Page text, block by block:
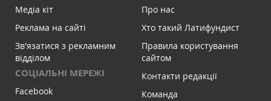
Медіа кіт
Реклама на сайті
Зв'язатися з рекламним
відділом
СОЦІАЛЬНІ МЕРЕЖІ
Facebook
Про нас
Хто такий Латифундист
Правила користування
сайтом
Контакти редакції
Команда